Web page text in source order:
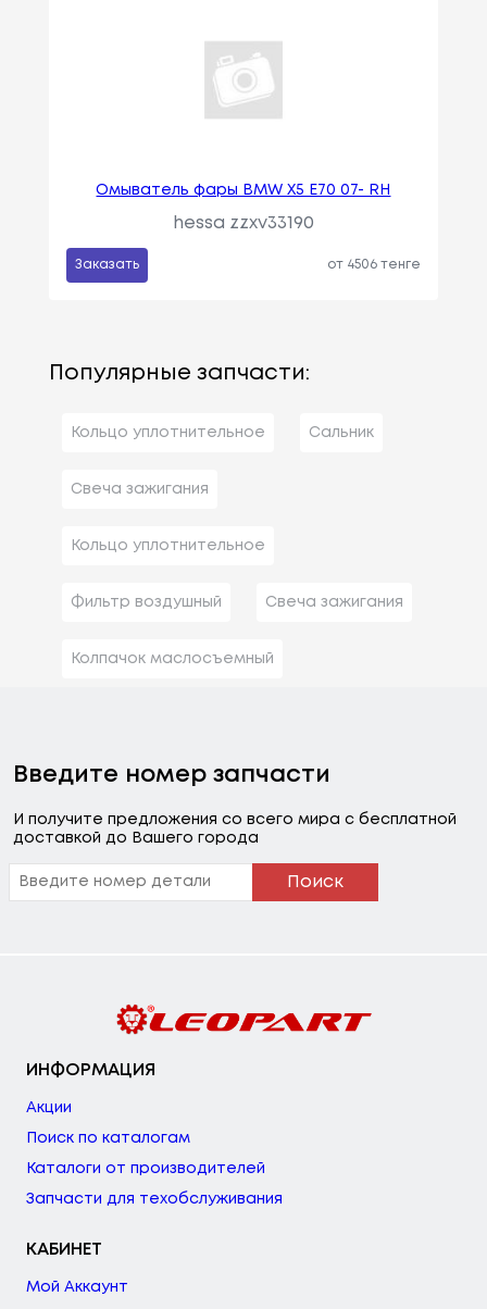
Омыватель фары BMW X5 E70 07- RH
hessa zzxv33190
Заказать от 4506 тенге
Популярные запчасти:
Кольцо уплотнительное Сальник
Свеча зажигания
Кольцо уплотнительное
Фильтр воздушный Свеча зажигания
Колпачок маслосъемный
Введите номер запчасти
И получите предложения со всего мира с бесплатной
доставкой до Вашего города
Поиск
ИНФОРМАЦИЯ
Акции
Поиск по каталогам
Каталоги от производителей
Запчасти для техобслуживания
КАБИНЕТ
Мой Аккаунт